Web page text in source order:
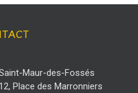
Maur-des-Fossés
12, Place des Marronniers